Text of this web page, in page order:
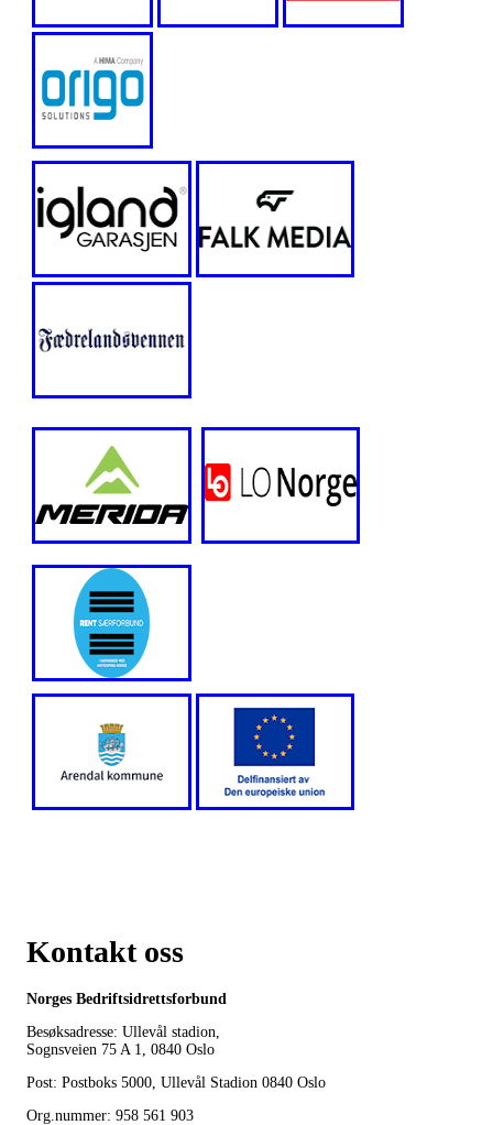
Kontakt oss
Norges Bedriftsidrettsforbund
Besøksadresse: Ullevål stadion,
Sognsveien 75 A 1, 0840 Oslo
Post: Postboks 5000, Ullevål Stadion 0840 Oslo
Org.nummer: 958 561 903